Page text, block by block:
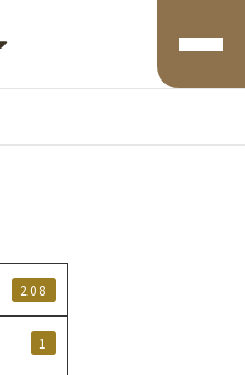
208
1